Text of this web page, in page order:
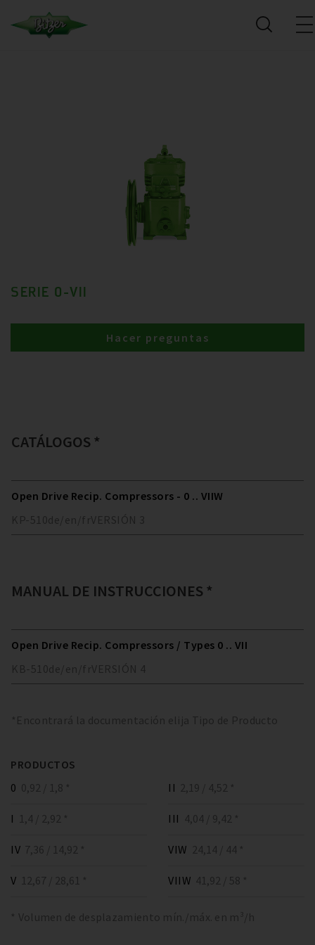
SERIE 0-VII
Hacer preguntas
CATÁLOGOS *
Open Drive Recip. Compressors - 0 .. VIIW
KP-510de/en/fr VERSIÓN 3
MANUAL DE INSTRUCCIONES *
Open Drive Recip. Compressors / Types 0 .. VII
KB-510de/en/fr VERSIÓN 4
*Encontrará la documentación elija Tipo de Producto
PRODUCTOS
0 0,92 / 1,8 *
I 1,4 / 2,92 *
II 2,19 / 4,52 *
III 4,04 / 9,42 *
IV 7,36 / 14,92 *
V 12,67 / 28,61 *
VIW 24,14 / 44 *
VIIW 41,92 / 58 *
* Volumen de desplazamiento mín./máx. en m³/h